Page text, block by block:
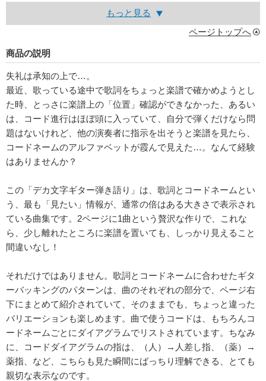
もっと見る
ページトップへ
商品の説明
失礼は承知の上で…。
最近、歌っている途中で歌詞をちょっと楽譜で確かめようとし
た時、とっさに楽譜上の「位置」確認ができなかった、あるい
は、コード進行はほぼ頭に入っていて、自分で弾くだけなら問
題はないけれど、他の演奏者に指示を出そうと楽譜を見たら、
コードネームのアルファベットが霞んで見えた…。なんて経験
はありませんか？
この「デカ文字ギター弾き語り」は、歌詞とコードネームとい
う、最も「見たい」情報が、通常の倍はある大きさで表示され
ている曲集です。2ページに1曲という贅沢な作りで、これな
ら、少し離れたところに楽譜を置いても、しっかり見えること
間違いなし！
それだけではありません。歌詞とコードネームに合わせたギタ
ーバッキングのパターンは、曲のそれぞれの部分で、ページ右
下にまとめて紹介されていて、そのままでも、ちょっと違った
バリエーションも楽しめます。曲で使うコードは、もちろんコ
ードネームごとにダイアグラムでリストされています。ちなみ
に、コードダイアグラムの指は、（人）→人差し指、（薬）→
薬指、など、こちらも見た瞬間にばっちり理解できる、とても
親切な表示なのです。